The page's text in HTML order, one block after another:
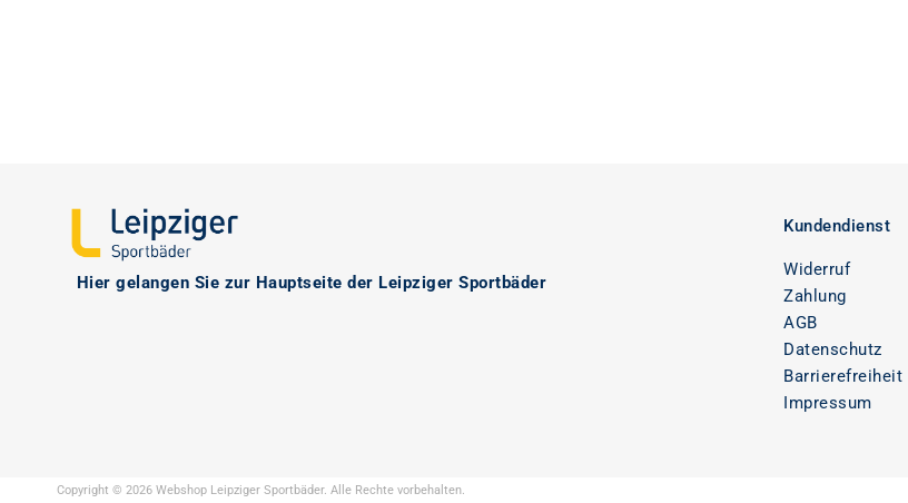
Hier gelangen Sie zur Hauptseite der Leipziger Sportbäder
Kundendienst
Widerruf
Zahlung
AGB
Datenschutz
Barrierefreiheit
Impressum
Copyright © 2026 Webshop Leipziger Sportbäder. Alle Rechte vorbehalten.